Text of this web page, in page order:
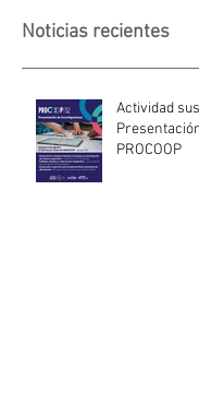
Noticias recientes
Actividad
PROCOOP